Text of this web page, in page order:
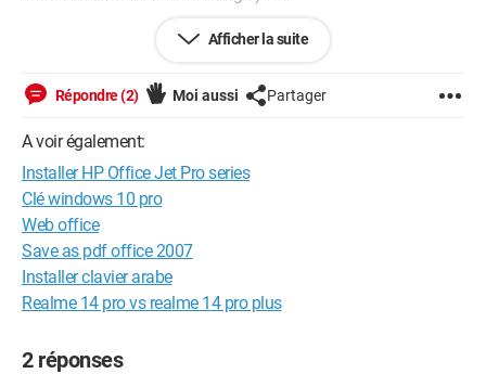
Bref, s'il y a une astuce pour utiliser autre chose que le bouton
forfait mobile pour l'internet ?
Merci de vos réponses sur ce sujet .
Afficher la suite
Répondre (2) Moi aussi Partager
A voir également:
Installer HP Office Jet Pro series
Clé windows 10 pro
Web office
Save as pdf office 2007
Installer clavier arabe
Realme 14 pro vs realme 14 pro plus
2 réponses